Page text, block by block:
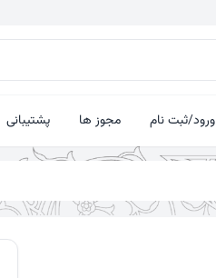
ورود/ثبت نام مجوز ها پشتیبانی